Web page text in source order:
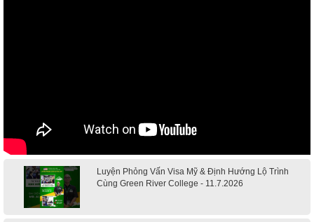
Luyện Phỏng Vấn Visa Mỹ & Định Hướng Lộ Trình
Cùng Green River College - 11.7.2026